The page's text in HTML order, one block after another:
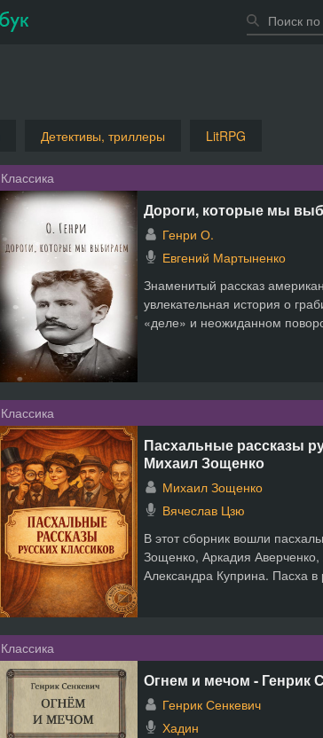
Детективы, триллеры LitRPG
Классика
Дороги, которые мы
Генри О.
Евгений Мартыненко
Знаменитый рассказ
увлекательная история о
«деле» и неожиданном
Классика
Пасхальные рассказы
Михаил Зощенко
Михаил Зощенко
Вячеслав Цзю
В этот сборник вошли
Зощенко, Аркадия
Александра Куприна. Пасха в
Классика
Огнем и мечом - Генрик
Генрик Сенкевич
Хадин